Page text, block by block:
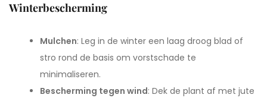
Winterbescherming
Mulchen: Leg in de winter een laag droog blad of
stro rond de basis om vorstschade te
minimaliseren.
Bescherming tegen wind: Dek de plant af met jute